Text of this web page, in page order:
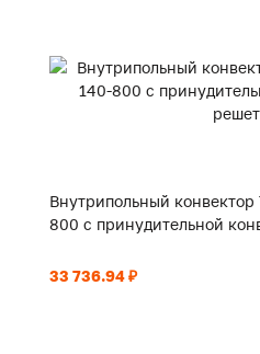
Внутрипольный конвектор
800 с принудительной
33 736.94 ₽